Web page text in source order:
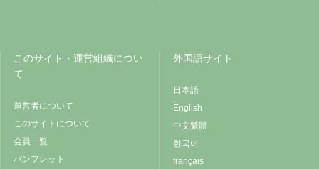
このサイト・運営組織につい
て
運営者について
このサイトについて
会員一覧
パンフレット
外国語サイト
日本語
English
中文繁體
한국어
français